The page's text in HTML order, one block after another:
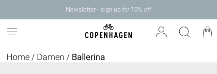
Newsletter - sign up for 10% off
Home / Damen / Ballerina